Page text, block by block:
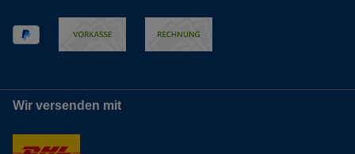
Wir versenden mit